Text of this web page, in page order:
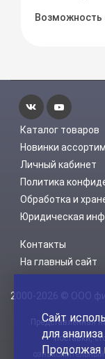
Возможность
Каталог товаров
Новинки
Личный кабинет
Политика
Обработка и
Юридическая
Контакты
На главный сайт
2000-2026 © ООО
Представленная
поставки,
ознакомительный
Сайт
для
Продолжая